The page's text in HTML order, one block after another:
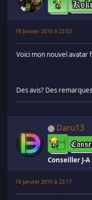
18 Janvier 2010 à 22:03
Voici mon nouvel
Des avis? Des
Daru13
Conseiller J-A
18 Janvier 2010 à 22:17